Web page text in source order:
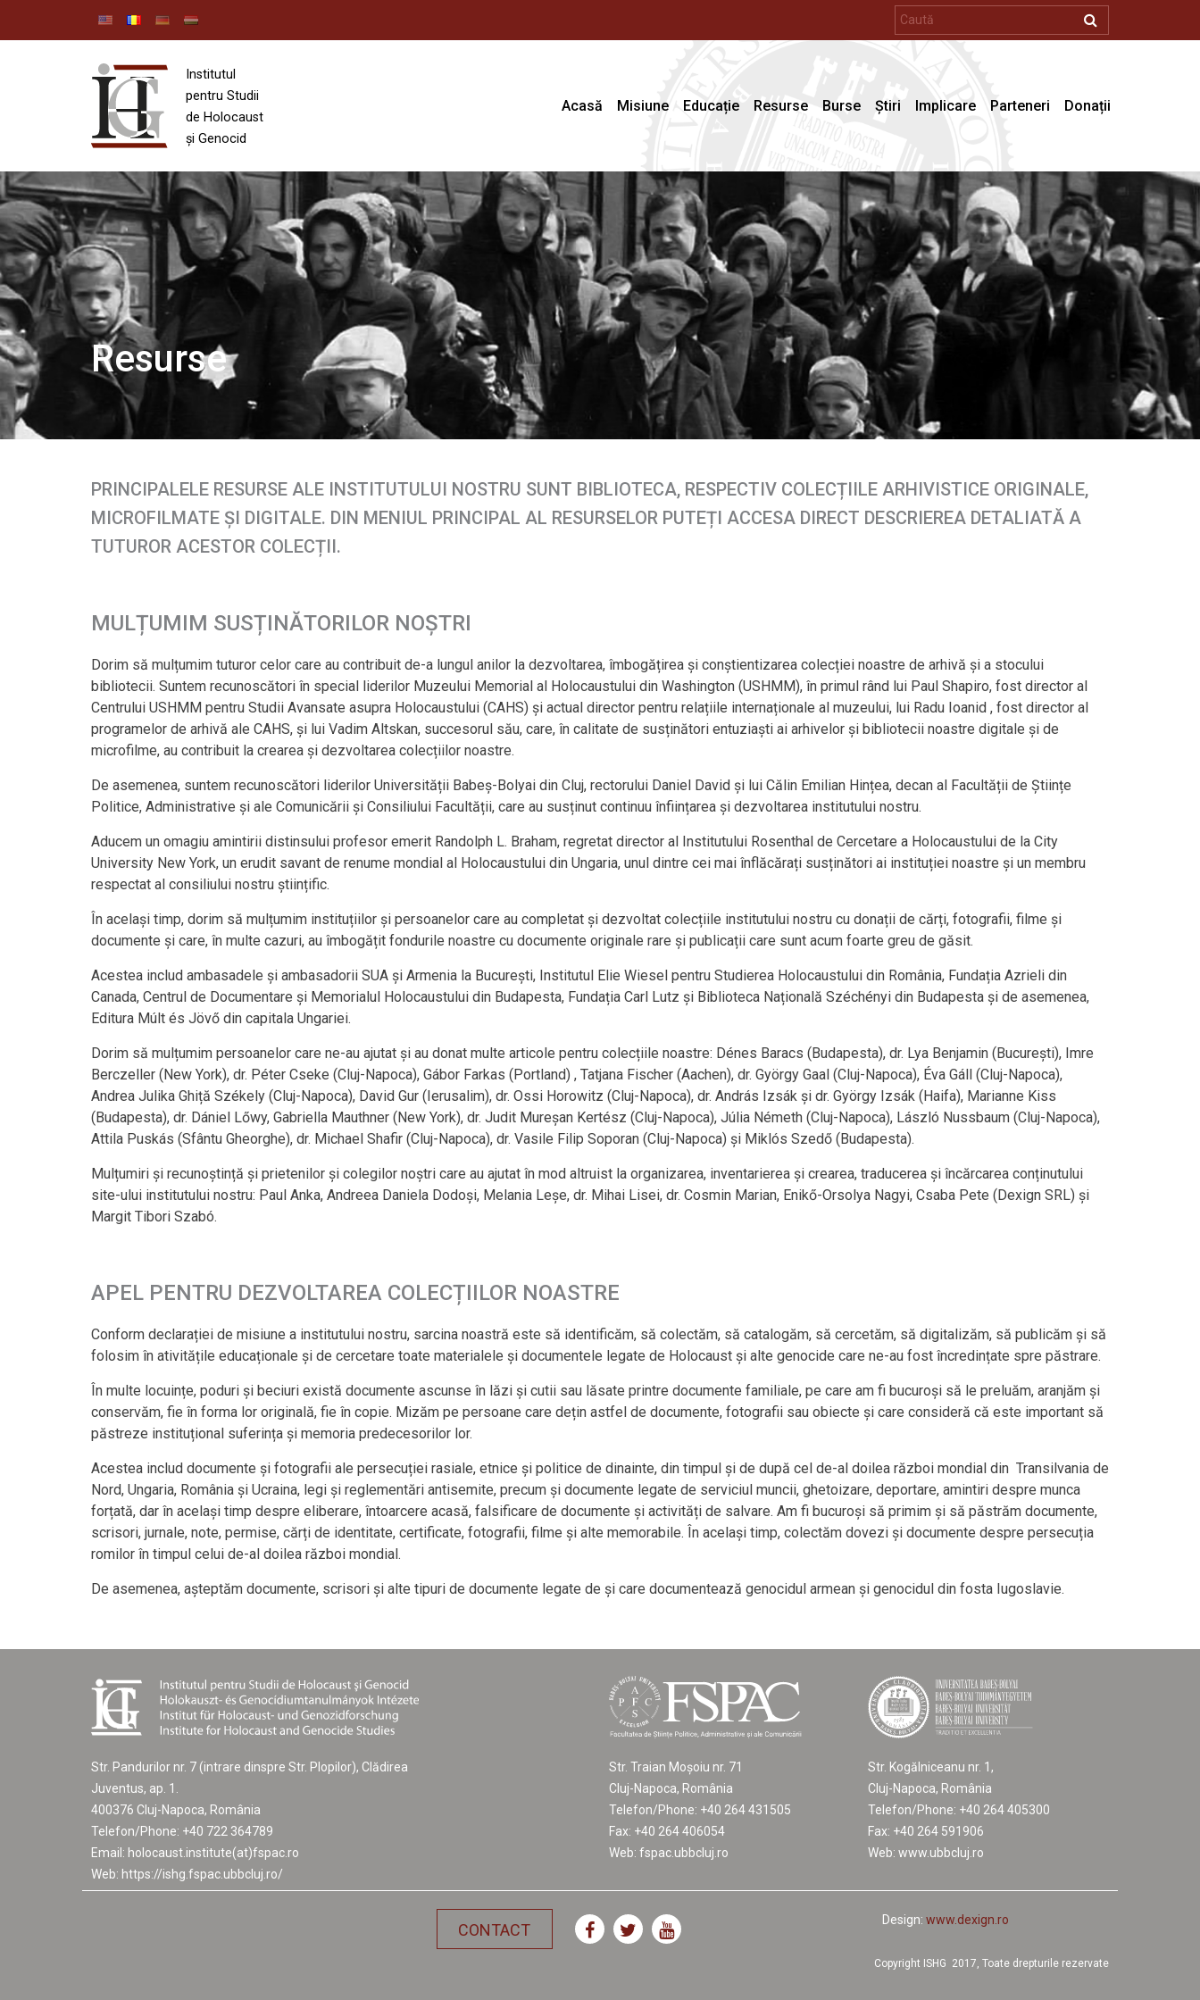
Institutul
pentru Studii
de Holocaust
și Genocid
Acasă Misiune
Statut
Consiliu director
Consiliu științific
Definiții
Membrii
Educație
Programe licență
Programe masterat
Resurse
Resurse arhivistice
Biblioteca – cărți
Biblioteca – periodice
Publicații
Proiecte de cercetare
Surse video
Burse
Elevi de liceu
Studenți licență
Masteranzi și doctoranzi
Tineri cercetători și absolvenți
Cercetători experimentați
Știri Implicare Parteneri Donații
Resurse
PRINCIPALELE RESURSE ALE INSTITUTULUI NOSTRU SUNT BIBLIOTECA, RESPECTIV COLECȚIILE ARHIVISTICE ORIGINALE,
MICROFILMATE ȘI DIGITALE. DIN MENIUL PRINCIPAL AL RESURSELOR PUTEȚI ACCESA DIRECT DESCRIEREA DETALIATĂ A
TUTUROR ACESTOR COLECȚII.
MULȚUMIM SUSȚINĂTORILOR NOȘTRI
Dorim să mulțumim tuturor celor care au contribuit de-a lungul anilor la dezvoltarea, îmbogățirea și conștientizarea colecției noastre de arhivă și a stocului
bibliotecii. Suntem recunoscători în special liderilor Muzeului Memorial al Holocaustului din Washington (USHMM), în primul rând lui Paul Shapiro, fost director al
Centrului USHMM pentru Studii Avansate asupra Holocaustului (CAHS) și actual director pentru relațiile internaționale al muzeului, lui Radu Ioanid , fost director al
programelor de arhivă ale CAHS, și lui Vadim Altskan, succesorul său, care, în calitate de susținători entuziaști ai arhivelor și bibliotecii noastre digitale și de
microfilme, au contribuit la crearea și dezvoltarea colecțiilor noastre.
De asemenea, suntem recunoscători liderilor Universității Babeș-Bolyai din Cluj, rectorului Daniel David și lui Călin Emilian Hințea, decan al Facultății de Științe
Politice, Administrative și ale Comunicării și Consiliului Facultății, care au susținut continuu înființarea și dezvoltarea institutului nostru.
Aducem un omagiu amintirii distinsului profesor emerit Randolph L. Braham, regretat director al Institutului Rosenthal de Cercetare a Holocaustului de la City
University New York, un erudit savant de renume mondial al Holocaustului din Ungaria, unul dintre cei mai înflăcărați susținători ai instituției noastre și un membru
respectat al consiliului nostru științific.
În același timp, dorim să mulțumim instituțiilor și persoanelor care au completat și dezvoltat colecțiile institutului nostru cu donații de cărți, fotografii, filme și
documente și care, în multe cazuri, au îmbogățit fondurile noastre cu documente originale rare și publicații care sunt acum foarte greu de găsit.
Acestea includ ambasadele și ambasadorii SUA și Armenia la București, Institutul Elie Wiesel pentru Studierea Holocaustului din România, Fundația Azrieli din
Canada, Centrul de Documentare și Memorialul Holocaustului din Budapesta, Fundația Carl Lutz și Biblioteca Națională Széchényi din Budapesta și de asemenea,
Editura Múlt és Jövő din capitala Ungariei.
Dorim să mulțumim persoanelor care ne-au ajutat și au donat multe articole pentru colecțiile noastre: Dénes Baracs (Budapesta), dr. Lya Benjamin (București), Imre
Berczeller (New York), dr. Péter Cseke (Cluj-Napoca), Gábor Farkas (Portland) , Tatjana Fischer (Aachen), dr. György Gaal (Cluj-Napoca), Éva Gáll (Cluj-Napoca),
Andrea Julika Ghiță Székely (Cluj-Napoca), David Gur (Ierusalim), dr. Ossi Horowitz (Cluj-Napoca), dr. András Izsák și dr. György Izsák (Haifa), Marianne Kiss
(Budapesta), dr. Dániel Lőwy, Gabriella Mauthner (New York), dr. Judit Mureșan Kertész (Cluj-Napoca), Júlia Németh (Cluj-Napoca), László Nussbaum (Cluj-Napoca),
Attila Puskás (Sfântu Gheorghe), dr. Michael Shafir (Cluj-Napoca), dr. Vasile Filip Soporan (Cluj-Napoca) și Miklós Szedő (Budapesta).
Mulțumiri și recunoștință și prietenilor și colegilor noștri care au ajutat în mod altruist la organizarea, inventarierea și crearea, traducerea și încărcarea conținutului
site-ului institutului nostru: Paul Anka, Andreea Daniela Dodoși, Melania Leșe, dr. Mihai Lisei, dr. Cosmin Marian, Enikő-Orsolya Nagyi, Csaba Pete (Dexign SRL) și
Margit Tibori Szabó.
APEL PENTRU DEZVOLTAREA COLECȚIILOR NOASTRE
Conform declarației de misiune a institutului nostru, sarcina noastră este să identificăm, să colectăm, să catalogăm, să cercetăm, să digitalizăm, să publicăm și să
folosim în ativitățile educaționale și de cercetare toate materialele și documentele legate de Holocaust și alte genocide care ne-au fost încredințate spre păstrare.
În multe locuințe, poduri și beciuri există documente ascunse în lăzi și cutii sau lăsate printre documente familiale, pe care am fi bucuroși să le preluăm, aranjăm și
conservăm, fie în forma lor originală, fie în copie. Mizăm pe persoane care dețin astfel de documente, fotografii sau obiecte și care consideră că este important să
păstreze instituțional suferința și memoria predecesorilor lor.
Acestea includ documente și fotografii ale persecuției rasiale, etnice și politice de dinainte, din timpul și de după cel de-al doilea război mondial din Transilvania de
Nord, Ungaria, România și Ucraina, legi și reglementări antisemite, precum și documente legate de serviciul muncii, ghetoizare, deportare, amintiri despre munca
forțată, dar în același timp despre eliberare, întoarcere acasă, falsificare de documente și activități de salvare. Am fi bucuroși să primim și să păstrăm documente,
scrisori, jurnale, note, permise, cărți de identitate, certificate, fotografii, filme și alte memorabile. În același timp, colectăm dovezi și documente despre persecuția
romilor în timpul celui de-al doilea război mondial.
De asemenea, așteptăm documente, scrisori și alte tipuri de documente legate de și care documentează genocidul armean și genocidul din fosta Iugoslavie.
Str. Pandurilor nr. 7 (intrare dinspre Str. Plopilor), Clădirea
Juventus, ap. 1.
400376 Cluj-Napoca, România
Telefon/Phone: +40 722 364789
Email: holocaust.institute(at)fspac.ro
Web: https://ishg.fspac.ubbcluj.ro/
Str. Traian Moșoiu nr. 71
Cluj-Napoca, România
Telefon/Phone: +40 264 431505
Fax: +40 264 406054
Web: fspac.ubbcluj.ro
Str. Kogălniceanu nr. 1,
Cluj-Napoca, România
Telefon/Phone: +40 264 405300
Fax: +40 264 591906
Web: www.ubbcluj.ro
CONTACT
Design: www.dexign.ro
Copyright ISHG 2017, Toate drepturile rezervate